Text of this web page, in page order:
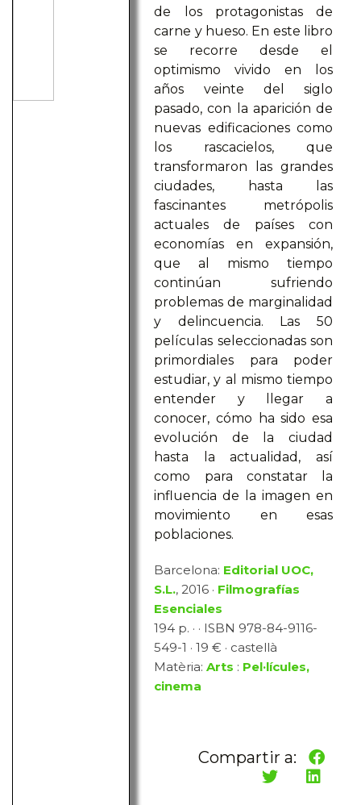
de los protagonistas de
carne y hueso. En este libro
se recorre desde el
optimismo vivido en los
años veinte del siglo
pasado, con la aparición de
nuevas edificaciones como
los rascacielos, que
transformaron las grandes
ciudades, hasta las
fascinantes metrópolis
actuales de países con
economías en expansión,
que al mismo tiempo
continúan sufriendo
problemas de marginalidad
y delincuencia. Las 50
películas seleccionadas son
primordiales para poder
estudiar, y al mismo tiempo
entender y llegar a
conocer, cómo ha sido esa
evolución de la ciudad
hasta la actualidad, así
como para constatar la
influencia de la imagen en
movimiento en esas
poblaciones.
Barcelona: Editorial UOC,
S.L., 2016 · Filmografías
Esenciales
194 p. · · ISBN 978-84-9116-
549-1 · 19 € · castellà
Matèria:Arts : Pel·lícules,
cinema
Compartir a: